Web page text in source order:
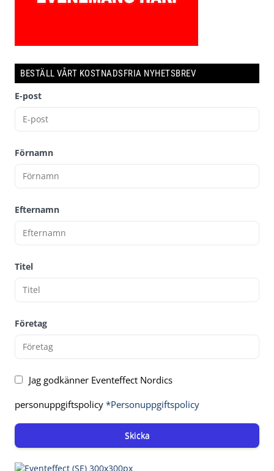
BESTÄLL VÅRT KOSTNADSFRIA NYHETSBREV
E-post
Förnamn
Efternamn
Titel
Företag
Jag godkänner Eventeffect Nordics
personuppgiftspolicy *Personuppgiftspolicy
Skicka